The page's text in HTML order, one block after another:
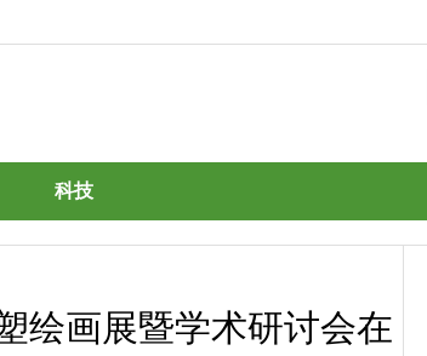
科技
绘画展暨学术研讨会在